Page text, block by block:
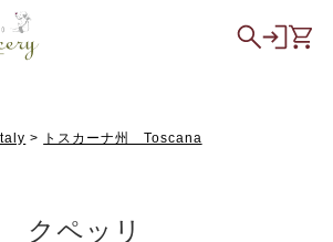
トスカーナ州 Toscana
クペッリ